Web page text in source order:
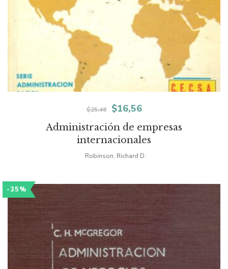
Administración de empresas
internacionales
$25,48
El
precio
original
$25,48.
$16,56El
precio
actual
$16,56.
Robinson, Richard D.
-35%